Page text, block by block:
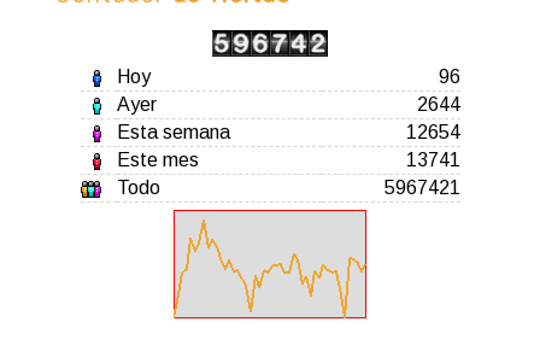
Hoy
96
Ayer
2644
Esta semana
12654
Este mes
13741
Todo
5967421